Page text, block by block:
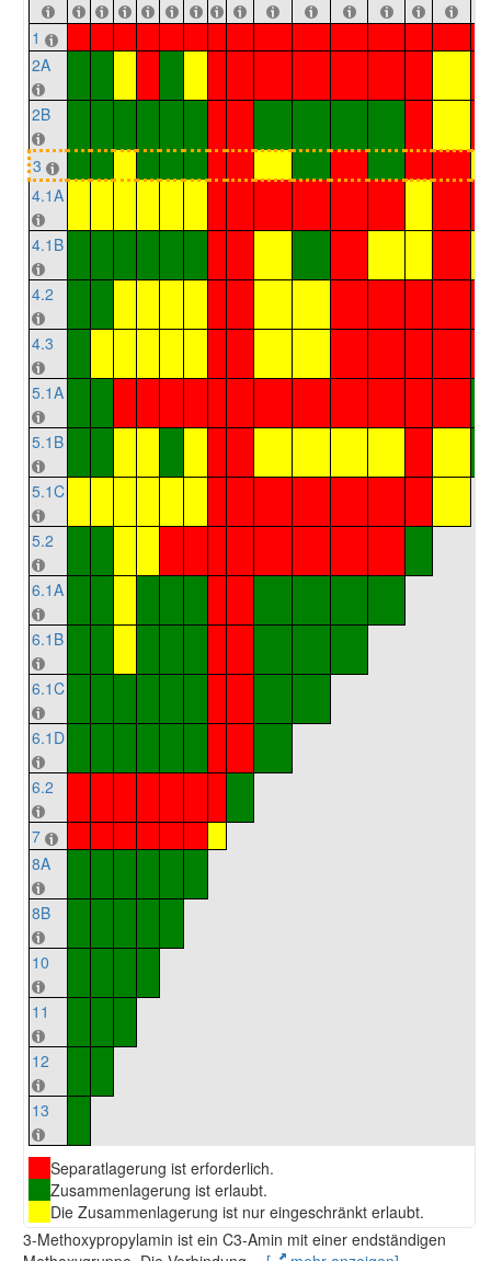
1
2A
2B
3
4.1A
4.1B
4.2
4.3
5.1A
5.1B
5.1C
5.2
6.1A
6.1B
6.1C
6.1D
6.2
7
8A
8B
10
11
12
13
Separatlagerung ist erforderlich.
Zusammenlagerung ist erlaubt.
Die Zusammenlagerung ist nur eingeschränkt erlaubt.
3-Methoxypropylamin ist ein C3-Amin mit einer endständigen